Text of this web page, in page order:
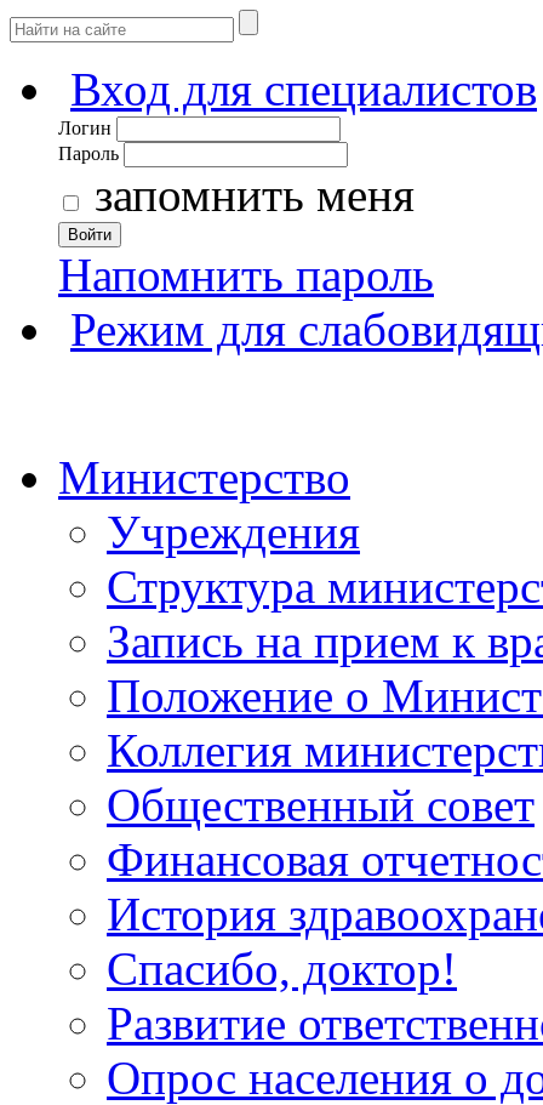
Вход для специалистов
Логин
Пароль
запомнить меня
Войти
Напомнить пароль
Режим для
Министерство
Учреждения
Структура
Запись на прием к
Положение о
Коллегия
Общественный совет
Финансовая
История
Спасибо, доктор!
Развитие
Опрос населения о